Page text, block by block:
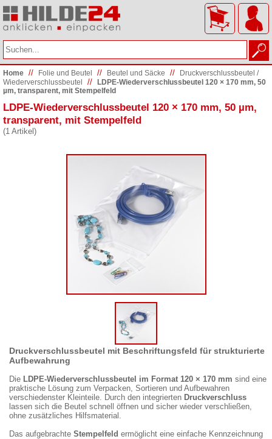
Home // Folie und Beutel // Beutel und Säcke //
Druckverschlussbeutel /
Wiederverschlussbeutel
//
LDPE-Wiederverschlussbeutel 120 × 170 mm, 50
µm, transparent, mit Stempelfeld
LDPE-Wiederverschlussbeutel 120 × 170 mm, 50 µm,
transparent, mit Stempelfeld
(1 Artikel)
Druckverschlussbeutel mit Beschriftungsfeld für strukturierte
Aufbewahrung
Die LDPE-Wiederverschlussbeutel im Format 120 × 170 mm sind eine
praktische Lösung zum Verpacken, Sortieren und Aufbewahren
verschiedenster Kleinteile. Durch den integrierten Druckverschluss
lassen sich die Beutel schnell öffnen und sicher wieder verschließen,
ohne zusätzliches Hilfsmaterial.
Das aufgebrachte Stempelfeld ermöglicht eine einfache Kennzeichnung